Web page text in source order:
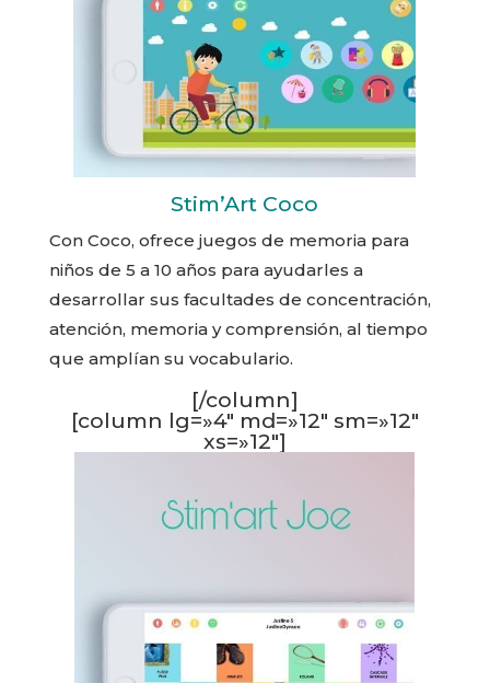
Stim’Art Coco
Con Coco, ofrece juegos de memoria para
niños de 5 a 10 años para ayudarles a
desarrollar sus facultades de concentración,
atención, memoria y comprensión, al tiempo
que amplían su vocabulario.
[/column]
[column lg=»4″ md=»12″ sm=»12″
xs=»12″]